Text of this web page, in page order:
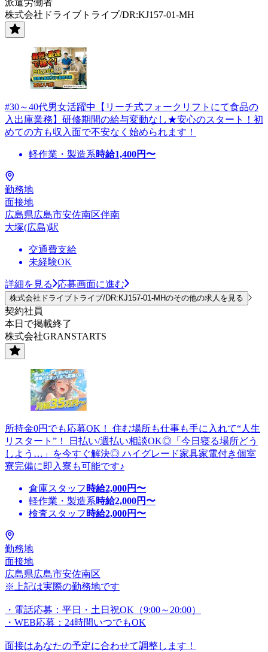
株式会社ドライブトライブ/DR:KJ157-01-MH
#30～40代男女活躍中【リーチ式フォークリフトにて食品の
入出庫業務】研修期間の給与変動なし★安心のスタート！初
めての方も収入面で不安なく始められます！
軽作業・製造系時給1,400円〜
勤務地
面接地
広島県広島市安佐南区伴南
大塚(広島)駅
交通費支給
未経験OK
詳細を見る 応募画面に進む
株式会社ドライブトライブ/DR:KJ157-01-MHのその他の求人を見る
契約社員
本日で掲載終了
株式会社GRANSTARTS
所持金0円でも応募OK！ 住む場所も仕事も手に入れて“人生
リスタート”！ 日払い/週払い相談OK◎「今日寝る場所どう
しよう…」を今すぐ解決◎ ハイグレード家具家電付き個室
寮完備に即入寮も可能です♪
倉庫スタッフ 時給2,000円〜
軽作業・製造系時給2,000円〜
検査スタッフ 時給2,000円〜
勤務地
面接地
広島県広島市安佐南区
※上記は実際の勤務地です
・電話応募：平日・土日祝OK（9:00～20:00）
・WEB応募：24時間いつでもOK
面接はあなたの予定に合わせて調整します！